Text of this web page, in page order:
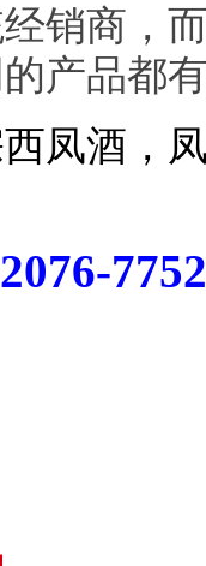
销商，
产品都
西凤酒
7752